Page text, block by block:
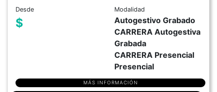
Desde
$
Modalidad
Autogestivo Grabado
CARRERA Autogestiva
Grabada
CARRERA Presencial
Presencial
MÁS INFORMACIÓN